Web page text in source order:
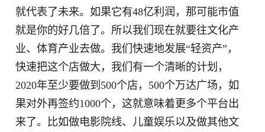
就代表了未来。如果它有48亿利润，那可能市值
就是你的好几倍了。所以我们现在就要往文化产
业、体育产业去做。我们快速地发展“轻资产”，
快速把这个店做大，我们有一个清晰的计划，
2020年至少要做到500个店，500个万达广场，如
果对外再签约1000个，这就意味着更多个平台出
来了。比如做电影院线、儿童娱乐以及做其他文